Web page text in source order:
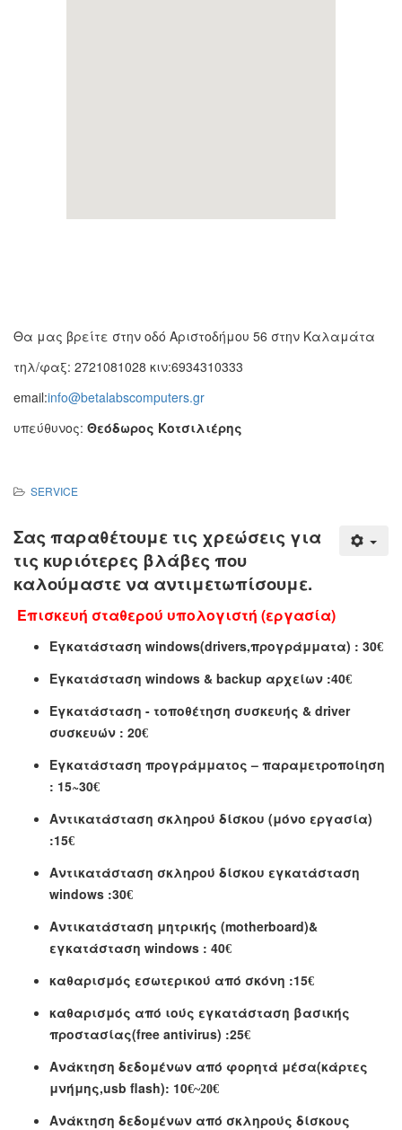
Θα μας βρείτε στην οδό Αριστοδήμου 56 στην Καλαμάτα
τηλ/φαξ: 2721081028 κιν:6934310333
email:info@betalabscomputers.gr
υπεύθυνος: Θεόδωρος Κοτσιλιέρης
SERVICE
Σας παραθέτουμε τις χρεώσεις για
τις κυριότερες βλάβες που
καλούμαστε να αντιμετωπίσουμε.
Επισκευή σταθερού υπολογιστή (εργασία)
Εγκατάσταση windows(drivers,προγράμματα) : 30€
Εγκατάσταση windows & backup αρχείων :40€
Εγκατάσταση - τοποθέτηση συσκευής & driver
συσκευών : 20€
Εγκατάσταση προγράμματος – παραμετροποίηση
: 15~30€
Αντικατάσταση σκληρού δίσκου (μόνο εργασία)
:15€
Αντικατάσταση σκληρού δίσκου εγκατάσταση
windows :30€
Αντικατάσταση μητρικής (motherboard)&
εγκατάσταση windows : 40€
καθαρισμός εσωτερικού από σκόνη :15€
καθαρισμός από ιούς εγκατάσταση βασικής
προστασίας(free antivirus) :25€
Ανάκτηση δεδομένων από φορητά μέσα(κάρτες
μνήμης,usb flash): 10€~20€
Ανάκτηση δεδομένων από σκληρούς δίσκους